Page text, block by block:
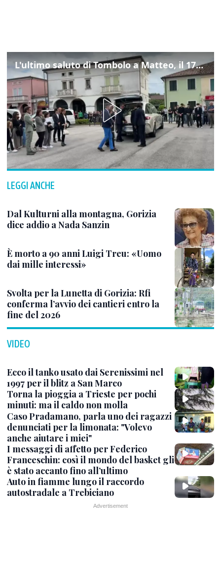
L'ultimo saluto di Tombolo a Matteo, il 17enne morto di tumore. Il video
LEGGI ANCHE
Dal Kulturni alla montagna, Gorizia
dice addio a Nada Sanzin
È morto a 90 anni Luigi Treu: «Uomo
dai mille interessi»
Svolta per la Lunetta di Gorizia: Rfi
conferma l’avvio dei cantieri entro la
fine del 2026
VIDEO
Ecco il tanko usato dai Serenissimi nel
1997 per il blitz a San Marco
Torna la pioggia a Trieste per pochi
minuti: ma il caldo non molla
Caso Pradamano, parla uno dei ragazzi
denunciati per la limonata: "Volevo
anche aiutare i miei"
I messaggi di affetto per Federico
Franceschin: così il mondo del basket gli
è stato accanto fino all’ultimo
Auto in fiamme lungo il raccordo
autostradale a Trebiciano